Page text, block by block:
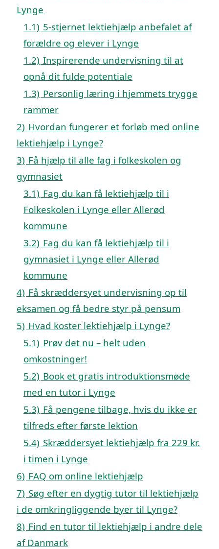
Lynge
1.1) 5-stjernet lektiehjælp anbefalet af
forældre og elever i Lynge
1.2) Inspirerende undervisning til at
opnå dit fulde potentiale
1.3) Personlig læring i hjemmets trygge
rammer
2) Hvordan fungerer et forløb med online
lektiehjælp i Lynge?
3) Få hjælp til alle fag i folkeskolen og
gymnasiet
3.1) Fag du kan få lektiehjælp til i
Folkeskolen i Lynge eller Allerød
kommune
3.2) Fag du kan få lektiehjælp til i
gymnasiet i Lynge eller Allerød
kommune
4) Få skræddersyet undervisning op til
eksamen og få bedre styr på pensum
5) Hvad koster lektiehjælp i Lynge?
5.1) Prøv det nu – helt uden
omkostninger!
5.2) Book et gratis introduktionsmøde
med en tutor i Lynge
5.3) Få pengene tilbage, hvis du ikke er
tilfreds efter første lektion
5.4) Skræddersyet lektiehjælp fra 229 kr.
i timen i Lynge
6) FAQ om online lektiehjælp
7) Søg efter en dygtig tutor til lektiehjælp
i de omkringliggende byer til Lynge?
8) Find en tutor til lektiehjælp i andre dele
af Danmark